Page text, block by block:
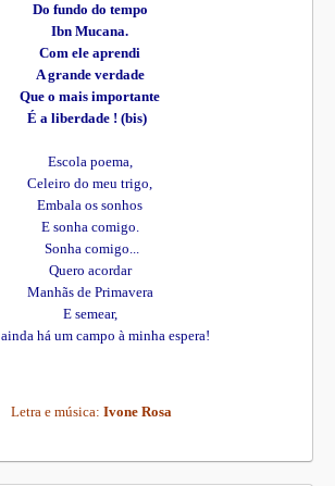
Do fundo do tempo
Ibn Mucana.
Com ele aprendi
A grande verdade
Que o mais importante
É a liberdade ! (bis)
Escola poema,
Celeiro do meu trigo,
Embala os sonhos
E sonha comigo.
Sonha comigo...
Quero acordar
Manhãs de Primavera
E semear,
há um campo à minha espera!
Letra e música: Ivone Rosa